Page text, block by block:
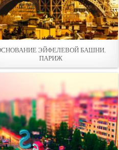
ЭЙФЕЛЕВОЙ БАШНИ.
ПАРИЖ